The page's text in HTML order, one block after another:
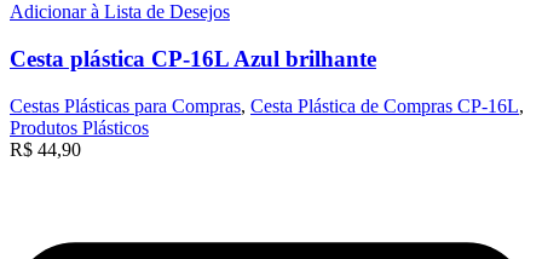
Adicionar à Lista de Desejos
Cesta plástica CP-16L Azul brilhante
Cestas Plásticas para Compras, Cesta Plástica de Compras CP-16L,
Produtos Plásticos
R$ 44,90